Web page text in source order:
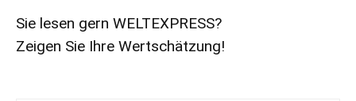
Sie lesen gern WELTEXPRESS?
Zeigen Sie Ihre Wertschätzung!